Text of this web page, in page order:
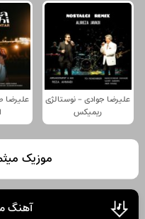
علیرضا جوادی - نوستالژی
ریمیکس
علیرضا
موزیک
آهنگ